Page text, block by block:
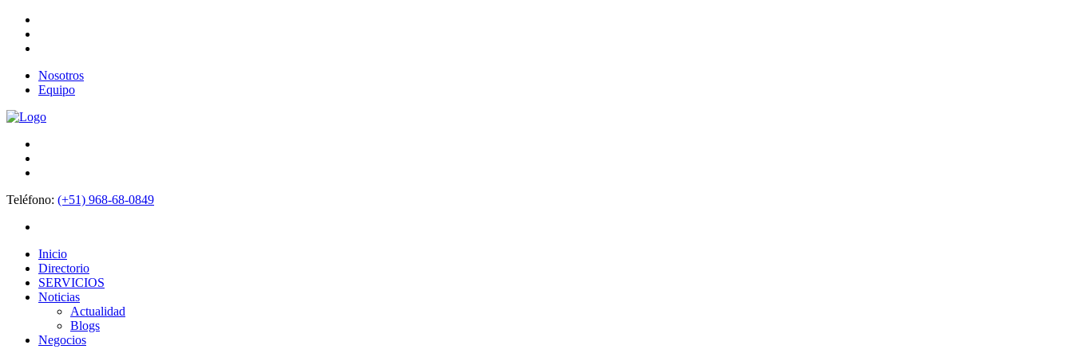
Nosotros
Equipo
Teléfono: (+51) 968-68-0849
Inicio
Directorio
SERVICIOS
Noticias
Actualidad
Blogs
Negocios